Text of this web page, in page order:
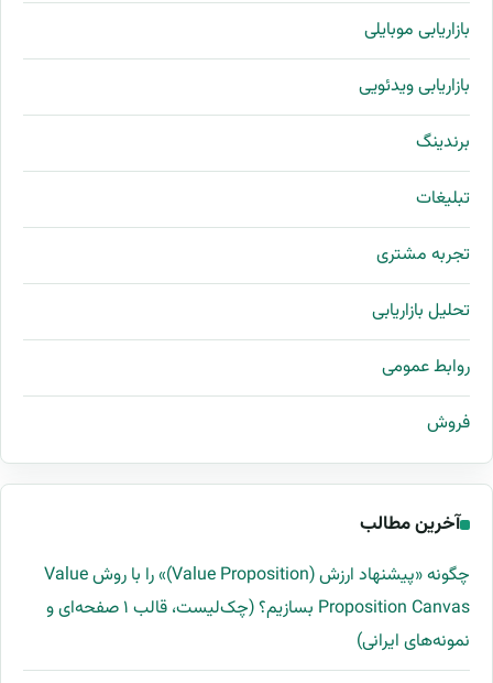
بازاریابی موبایلی
بازاریابی ویدئویی
برندینگ
تبلیغات
تجربه مشتری
تحلیل بازاریابی
روابط عمومی
فروش
آخرین مطالب
چگونه «پیشنهاد ارزش (Value Proposition)» را با روش Value
Proposition Canvas بسازیم؟ (چک‌لیست، قالب ۱ صفحه‌ای و
نمونه‌های ایرانی)